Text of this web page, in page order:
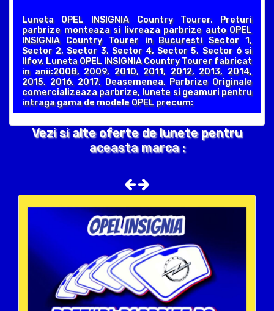
Luneta OPEL INSIGNIA Country Tourer. Preturi
parbrize monteaza si livreaza parbrize auto OPEL
INSIGNIA Country Tourer in Bucuresti Sector 1,
Sector 2, Sector 3, Sector 4, Sector 5, Sector 6 si
Ilfov. Luneta OPEL INSIGNIA Country Tourer fabricat
in anii:2008, 2009, 2010, 2011, 2012, 2013, 2014,
2015, 2016, 2017, Deasemenea, Parbrize Originale
comercializeaza parbrize, lunete si geamuri pentru
intraga gama de modele OPEL precum:
Vezi si alte oferte de lunete pentru
aceasta marca :